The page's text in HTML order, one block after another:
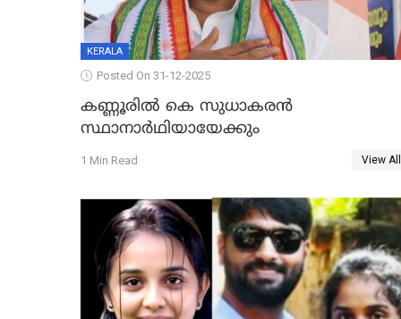
KERALA
Posted On 31-12-2025
കണ്ണൂരിൽ കെ സുധാകരൻ
സ്ഥാനാർഥിയായേക്കും
1 Min Read View All